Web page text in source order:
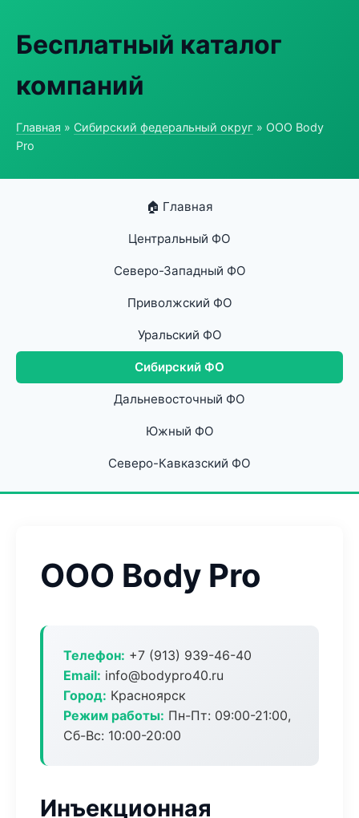
Бесплатный каталог
компаний
Главная » Сибирский федеральный округ » ООО Body
Pro
🏠 Главная
Центральный ФО
Северо-Западный ФО
Приволжский ФО
Уральский ФО
Сибирский ФО
Дальневосточный ФО
Южный ФО
Северо-Кавказский ФО
ООО Body Pro
Телефон: +7 (913) 939-46-40
Email: info@bodypro40.ru
Город: Красноярск
Режим работы: Пн-Пт: 09:00-21:00,
Сб-Вс: 10:00-20:00
Инъекционная